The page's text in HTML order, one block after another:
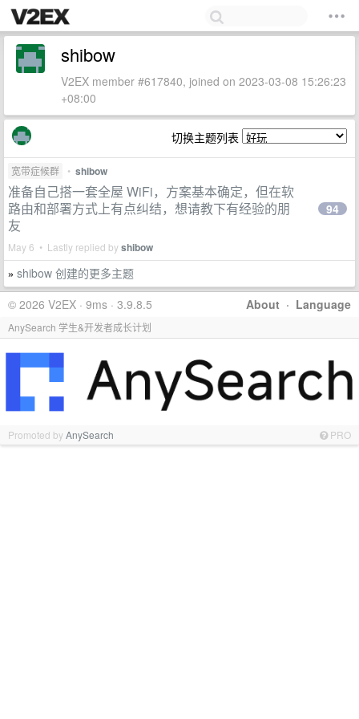
shibow
V2EX member #617840, joined on 2023-03-08 15:26:23
+08:00
切换主题列表
宽带症候群 • shibow
准备自己搭一套全屋 WiFi，方案基本确定，但在软
路由和部署方式上有点纠结，想请教下有经验的朋
友
May 6 • Lastly replied byshibow
94
» shibow 创建的更多主题
About · Language
© 2026 V2EX · 9ms · 3.9.8.5
AnySearch 学生&开发者成长计划
Promoted byAnySearch PRO